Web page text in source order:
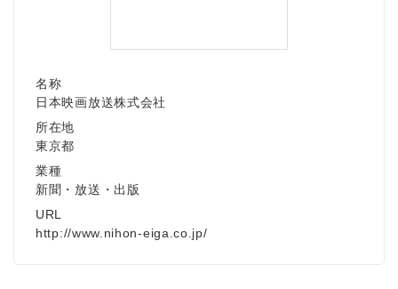
名称
日本映画放送株式会社
所在地
東京都
業種
新聞・放送・出版
URL
http://www.nihon-eiga.co.jp/